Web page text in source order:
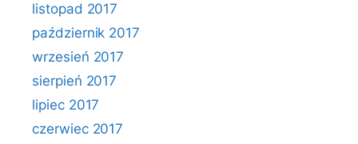
listopad 2017
październik 2017
wrzesień 2017
sierpień 2017
lipiec 2017
czerwiec 2017